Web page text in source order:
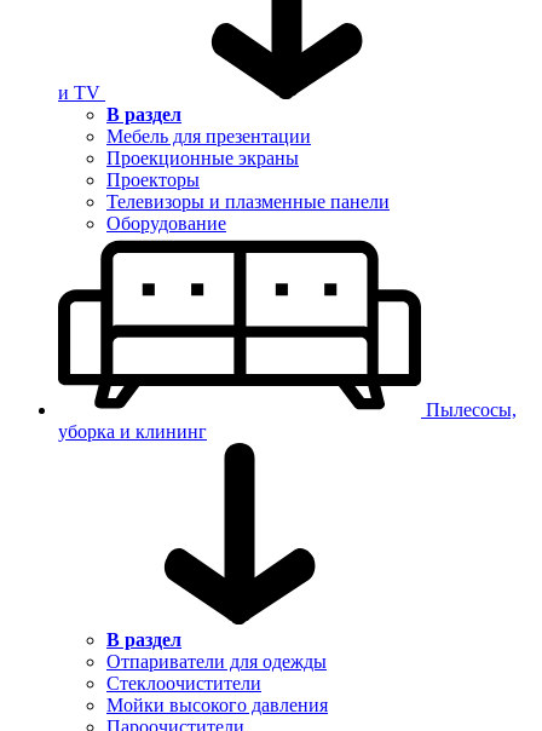
и TV
В раздел
Мебель для презентации
Проекционные экраны
Проекторы
Телевизоры и плазменные панели
Оборудование
Пылесосы,
уборка и клининг
В раздел
Отпариватели для одежды
Стеклоочистители
Мойки высокого давления
Пароочистители